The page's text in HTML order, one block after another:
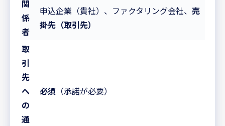
関
係
者
申込企業（貴社）、ファクタリング会社、 売
掛先（取引先）
取
引
先
へ
の
通
必須 （承諾が必要）